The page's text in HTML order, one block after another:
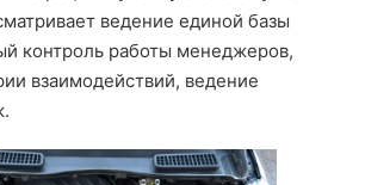
ведение единой базы
контроль работы менеджеров,
взаимодействий, ведение